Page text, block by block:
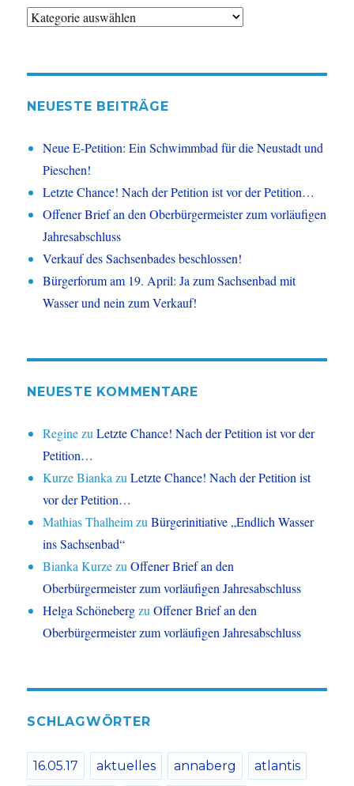
Kategorien
NEUESTE BEITRÄGE
Neue E-Petition: Ein Schwimmbad für die Neustadt und
Pieschen!
Letzte Chance! Nach der Petition ist vor der Petition…
Offener Brief an den Oberbürgermeister zum vorläufigen
Jahresabschluss
Verkauf des Sachsenbades beschlossen!
Bürgerforum am 19. April: Ja zum Sachsenbad mit
Wasser und nein zum Verkauf!
NEUESTE KOMMENTARE
ReginezuLetzte Chance! Nach der Petition ist vor der
Petition…
Kurze BiankazuLetzte Chance! Nach der Petition ist
vor der Petition…
Mathias ThalheimzuBürgerinitiative „Endlich Wasser
ins Sachsenbad“
Bianka KurzezuOffener Brief an den
Oberbürgermeister zum vorläufigen Jahresabschluss
Helga SchönebergzuOffener Brief an den
Oberbürgermeister zum vorläufigen Jahresabschluss
SCHLAGWÖRTER
16.05.17 aktuelles annaberg atlantis